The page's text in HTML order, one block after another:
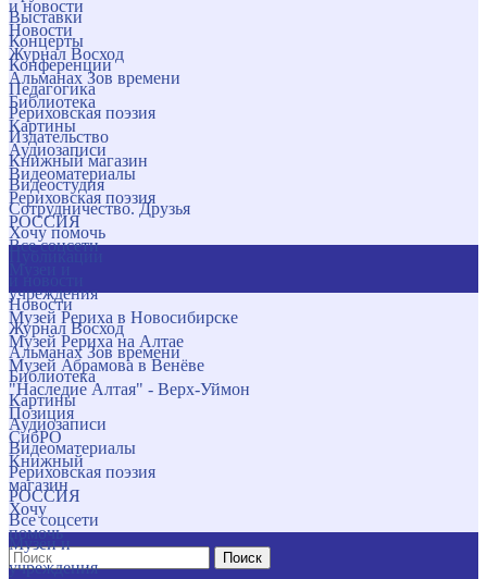
и новости
Новости
Журнал Восход
Альманах Зов времени
Библиотека
Картины
Аудиозаписи
Видеоматериалы
Рериховская поэзия
РОССИЯ
Все соцсети
учреждения
Музей Рериха в Новосибирске
Музей Рериха на Алтае
Музей Абрамова в Венёве
"Наследие Алтая" - Верх-Уймон
Позиция
СибРО
Книжный
магазин
Хочу
помочь
Поиск
Выставки
Концерты
Конференции
Педагогика
Рериховская поэзия
Издательство
Книжный магазин
Видеостудия
Сотрудничество. Друзья
Хочу помочь
Новости
Журнал Восход
Альманах Зов времени
Библиотека
Картины
Аудиозаписи
Видеоматериалы
Рериховская поэзия
РОССИЯ
Все соцсети
Музеи и
учреждения